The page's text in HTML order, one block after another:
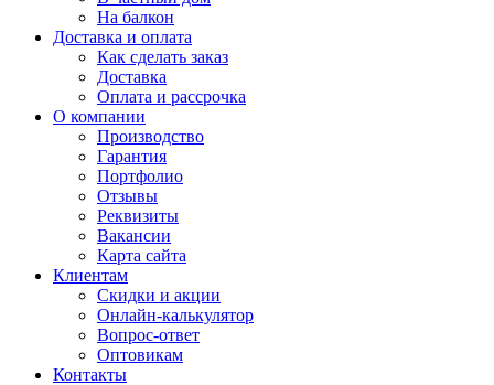
На балкон
Доставка и оплата
Как сделать заказ
Доставка
Оплата и рассрочка
О компании
Производство
Гарантия
Портфолио
Отзывы
Реквизиты
Вакансии
Карта сайта
Клиентам
Скидки и акции
Онлайн-калькулятор
Вопрос-ответ
Оптовикам
Контакты